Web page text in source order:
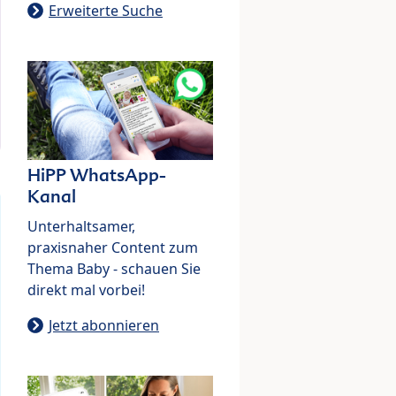
Erweiterte Suche
HiPP WhatsApp-
Kanal
Unterhaltsamer,
praxisnaher Content zum
Thema Baby - schauen Sie
direkt mal vorbei!
Jetzt abonnieren